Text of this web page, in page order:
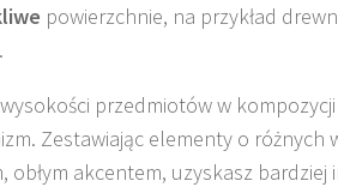
powierzchnie, na przykład
przedmiotów w
Zestawiając elementy o różnych
obłym akcentem, uzyskasz bardziej